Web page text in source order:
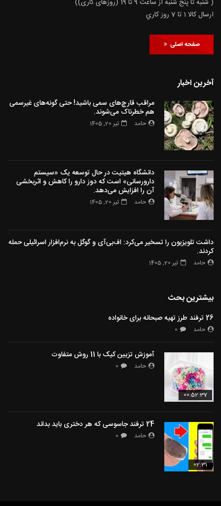
ارسال كالا 1 تا 7 روز كاري
صفحه اصلی
آخرین اخبار
مراقب قارچ‌های سمی باشید! حتی گونه‌های غیرسمی
هم خطرناک می‌شوند.
حامد تیر 20, 1405
دانشگاه هیتیت در حال توسعه یک «سیستم
دارورسانی» است که دوز دارو را کاهش و اثربخشی
آن را افزایش می‌دهد.
حامد تیر 20, 1405
داشت تلویزیون را تسخیر می‌کرد: اف‌بی‌آی و گوگل به نرم‌افزار اسرائیلی حمله
کردند.
حامد تیر 20, 1405
بیشترین بحث
26 ترفند طرز تهیه صبحانه برای خانواده
حامد 0
00:52:37
آموزش تزیین کیک با 11 روش متفاوت
حامد 0
02:31
24 ترفند جاسوسی که هر دختری باید بداند
حامد 0